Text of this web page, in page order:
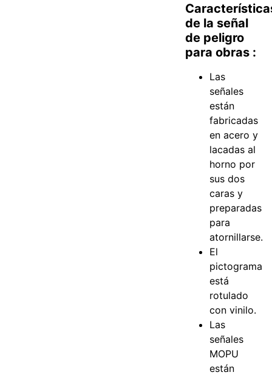
de la señal
de peligro
para obras :
Las
señales
están
fabricadas
en acero y
lacadas al
horno por
sus dos
caras y
preparadas
para
atornillarse.
El
pictograma
está
rotulado
con vinilo.
Las
señales
MOPU
están